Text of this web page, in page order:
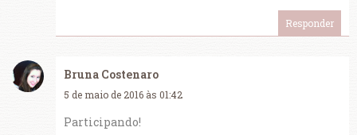
Responder
Bruna Costenaro
5 de maio de 2016 às 01:42
Participando!